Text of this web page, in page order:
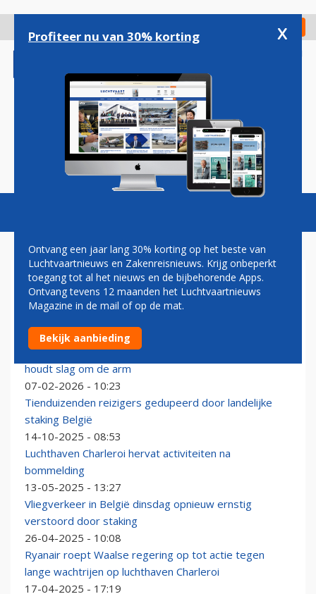
gaan
Check in
Magazine Podcasts Vacatures
BRUSSELS SOUTH
CHARLEROI AIRPORT
Ryanair blijft tóch wel vliegen vanaf Charleroi, maar
houdt slag om de arm
07-02-2026 - 10:23
Tienduizenden reizigers gedupeerd door landelijke
staking België
14-10-2025 - 08:53
Luchthaven Charleroi hervat activiteiten na
bommelding
13-05-2025 - 13:27
Vliegverkeer in België dinsdag opnieuw ernstig
verstoord door staking
26-04-2025 - 10:08
Ryanair roept Waalse regering op tot actie tegen
lange wachtrijen op luchthaven Charleroi
17-04-2025 - 17:19
Profiteer nu van 30% korting x
Ontvang een jaar lang 30% korting op het beste van
Luchtvaartnieuws en Zakenreisnieuws. Krijg onbeperkt
toegang tot al het nieuws en de bijbehorende Apps.
Ontvang tevens 12 maanden het Luchtvaartnieuws
Magazine in de mail of op de mat.
Bekijk aanbieding